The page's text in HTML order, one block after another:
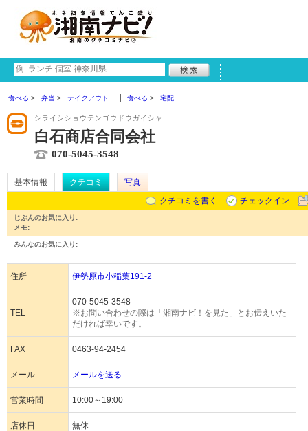
食べる 弁当 テイクアウト 食べる 宅配
シライシショウテンゴウドウガイシャ
白石商店合同会社
070-5045-3548
基本情報 クチコミ
写真
クチコミを書く
チェックイン
じぶんのお気に入り:
メモ:
みんなのお気に入り:
住所 伊勢原市小稲葉191-2
TEL
070-5045-3548
※お問い合わせの際は「湘南ナビ！を見た」とお伝えいた
だければ幸いです。
FAX 0463-94-2454
メール メールを送る
営業時間 10:00～19:00
店休日 無休